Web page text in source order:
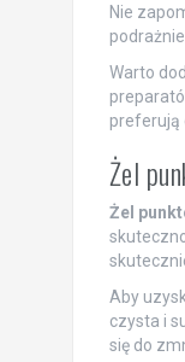
Nie
Warto
preferują
Żel
Żel
Aby
czysta i
się do